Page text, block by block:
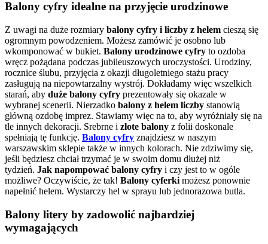
Balony cyfry idealne na przyjęcie urodzinowe
Z uwagi na duże rozmiary balony cyfry i liczby z helem cieszą się
ogromnym powodzeniem. Możesz zamówić je osobno lub
wkomponować w bukiet. Balony urodzinowe cyfry to ozdoba
wręcz pożądana podczas jubileuszowych uroczystości. Urodziny,
rocznice ślubu, przyjęcia z okazji długoletniego stażu pracy
zasługują na niepowtarzalny wystrój. Dokładamy więc wszelkich
starań, aby duże balony cyfry prezentowały się okazale w
wybranej scenerii. Nierzadko balony z helem liczby stanowią
główną ozdobę imprez. Stawiamy więc na to, aby wyróżniały się na
tle innych dekoracji. Srebrne i złote balony z folii doskonale
spełniają tę funkcję. Balony cyfry znajdziesz w naszym
warszawskim sklepie także w innych kolorach. Nie zdziwimy się,
jeśli będziesz chciał trzymać je w swoim domu dłużej niż
tydzień. Jak napompować balony cyfry i czy jest to w ogóle
możliwe? Oczywiście, że tak! Balony cyferki możesz ponownie
napełnić helem. Wystarczy hel w sprayu lub jednorazowa butla.
Balony litery by zadowolić najbardziej
wymagających